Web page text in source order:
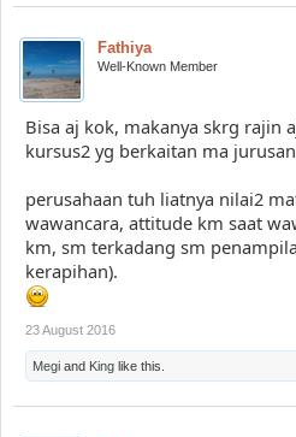
Fathiya
Well-Known Member
Bisa aj kok, makanya skrg rajin
kursus2 yg berkaitan ma
perusahaan tuh liatnya nilai2
wawancara, attitude km saat
km, sm terkadang sm
kerapihan).
23 August 2016
Megi and King like this.